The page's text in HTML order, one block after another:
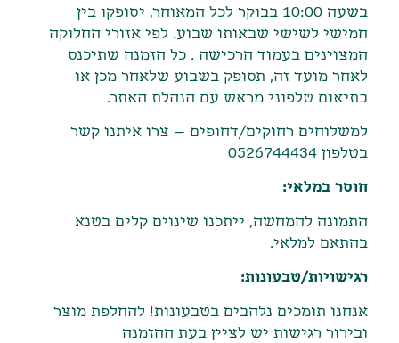
בשעה
בבוקר לכל המאוחר, יסופקו בין
חמישי לשישי שבאותו שבוע. לפי אזורי החלוקה
המצוינים בעמוד הרכישה . כל הזמנה שתיכנס
לאחר מועד זה, תסופק בשבוע שלאחר מכן או
בתיאום טלפוני מראש עם הנהלת האתר.
למשלוחים רחוקים/דחופים – צרו איתנו קשר
בטלפון 0526744434
חוסר במלאי:
התמונה להמחשה, ייתכנו שינוים קלים בטנא
בהתאם למלאי.
רגישויות/טבעונות:
אנחנו תומכים נלהבים בטבעונות! להחלפת מוצר
ובירור רגישות יש לציין בעת ההזמנה